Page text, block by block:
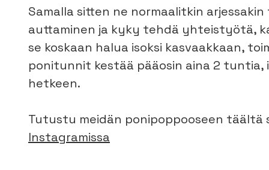
Samalla sitten ne normaalitkin
auttaminen ja kyky tehdä yhteistyötä,
se koskaan halua isoksi kasvaakkaan,
ponitunnit kestää pääosin aina 2
hetkeen.
Tutustu meidän ponipoppooseen täältä
Instagramissa